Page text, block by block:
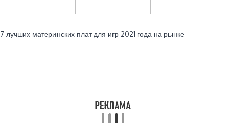
7 лучших материнских плат для игр 2021 года на рынке